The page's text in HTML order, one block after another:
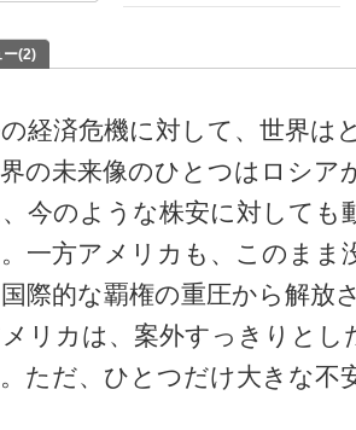
ー(2)
経済危機に対して、世界は
の未来像のひとつはロシア
今のような株安に対しても
一方アメリカも、このまま
際的な覇権の重圧から解放
リカは、案外すっきりと
ただ、ひとつだけ大きな不